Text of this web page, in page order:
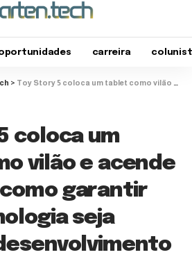
carreira
> Toy Story 5 coloca um tablet como vilão e acende o debate: como garantir que a tecnologia seja aliada no desenvolvimento das crianças
coloca um
vilão e acende
garantir
seja